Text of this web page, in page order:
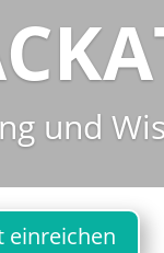
und
einreichen